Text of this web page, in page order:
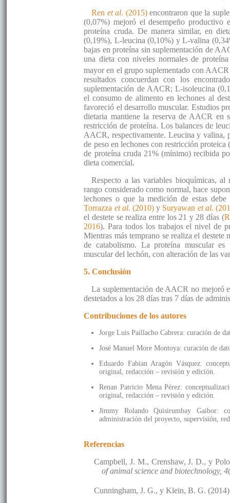
Ren et al. (2015)encontraron que la
(0,07%) mejoró el desempeño productivo
proteína cruda. De manera similar, en
(0,19%), L-leucina (0,10%) y L-valina
bajas en proteína sin suplementación de
una dieta con niveles normales de
mayor en el grupo suplementado con
resultados concuerdan con los
suplementación de AACR; L-isoleucina
el consumo de alimento en lechones al
favoreció el desarrollo muscular. Estudios
dietaria mantiene la reserva de AACR en
restricción de proteína. Los balances de
AACR, respectivamente. Leucina y valina,
de peso en lechones con restricción proteica
de proteína cruda 21% (mínimo) recibida
dieta comercial.
Respecto a las variables bioquímicas,
rango considerado como normal, hace
lechones o que la medición de estas
Torrazza et al. (2010) y Suryawan et al.
el destete se realiza entre los 21 y 28 días (
2016). Para todos los trabajos el nivel de
Mientras más temprano se realiza el
de catabolismo. La proteína muscular
muscular del lechón, con alteración de las
5. Conclusión
La suplementación de AACR no mejoró
destetados a los 28 días tras 7 días de
Contribuciones de los autores
Jorge Luis Paillacho Cabrera: curación de
José Manuel More Montoya: curación de
Eduardo Fabian Aragón Vásquez:
original, redacción – revisión y edición.
Renan Patricio Mena Pérez:
original, redacción – revisión y edición.
Jimmy Rolando Quisirumbay Gaibor:
administración del proyecto, supervisión,
Referencias
Campbell, J. M., Crenshaw, J. D., y
of animal science and biotechnology, 4
Cunningham, J. G., y Klein, B. G.